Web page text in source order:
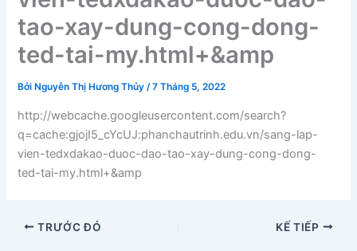
tao-xay-dung-cong-dong-
ted-tai-my.html+&amp
Bởi Nguyễn Thị Hương Thủy/7 Tháng 5, 2022
http://webcache.googleusercontent.com/search?
q=cache:gjojI5_cYcUJ:phanchautrinh.edu.vn/sang-lap-
vien-tedxdakao-duoc-dao-tao-xay-dung-cong-dong-
ted-tai-my.html+&amp
TRƯỚC ĐÓ KẾ TIẾP